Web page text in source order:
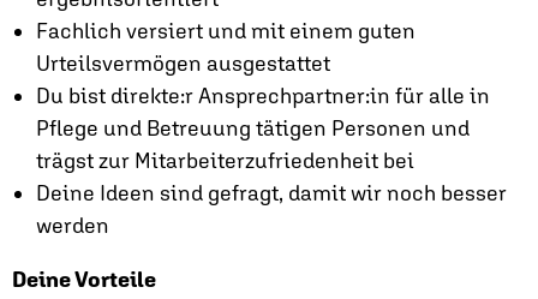
Fachlich versiert und mit einem guten
Urteilsvermögen ausgestattet
Du bist direkte:r Ansprechpartner:in für alle in
Pflege und Betreuung tätigen Personen und
trägst zur Mitarbeiterzufriedenheit bei
Deine Ideen sind gefragt, damit wir noch besser
werden
Deine Vorteile